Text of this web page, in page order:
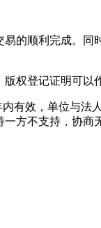
的顺利完成。同
权登记证明可以
有效，单位与法
方不支持，协商